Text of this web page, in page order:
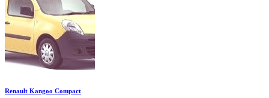
Renault Kangoo Compact